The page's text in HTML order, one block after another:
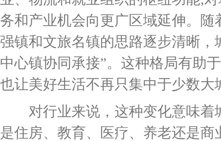
务和产业机会向更广区域延伸。
强镇和文旅名镇的思路逐步清晰，
中心镇协同承接”。这种格局有助
也让美好生活不再只集中于少数大
对行业来说，这种变化意味着
是住房、教育、医疗、养老还是